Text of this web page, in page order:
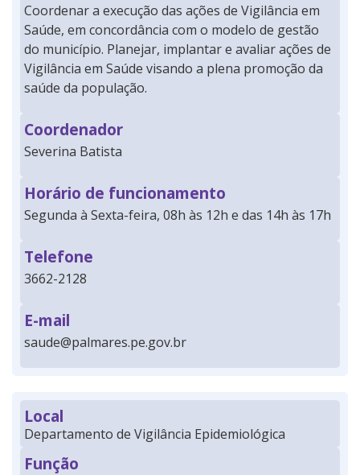
Coordenar a execução das ações de Vigilância em
Saúde, em concordância com o modelo de gestão
do município. Planejar, implantar e avaliar ações de
Vigilância em Saúde visando a plena promoção da
saúde da população.
Coordenador
Severina Batista
Horário de funcionamento
Segunda à Sexta-feira, 08h às 12h e das 14h às 17h
Telefone
3662-2128
E-mail
saude@palmares.pe.gov.br
Local
Departamento de Vigilância Epidemiológica
Função